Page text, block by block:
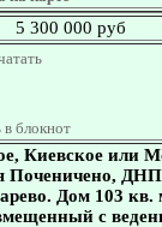
5 300 000 руб
блокнот
Киевское или
Поченичено,
Дом 103 кв.
с